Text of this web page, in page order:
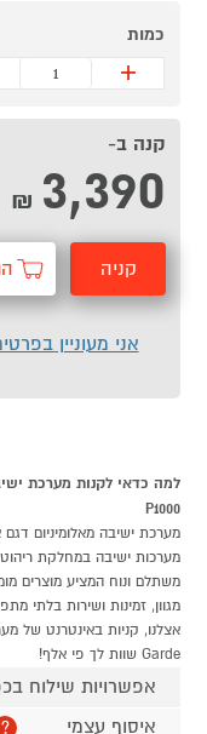
כמות
+
קנה ב-
3,390
₪
קניה
אני מעוניין
P1000
מגוון, זמינות ושירות בלתי
Garde שוות לך פי אלף!
אפשרויות שילוח
איסוף עצמי
?